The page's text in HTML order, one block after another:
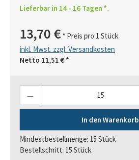
Lieferbar in 14 - 16 Tagen *.
13,70 € * Preis pro 1 Stück
inkl. Mwst. zzgl. Versandkosten
Netto 11,51 € *
In den Warenkorb
Mindestbestellmenge: 15 Stück
Bestellschritt: 15 Stück